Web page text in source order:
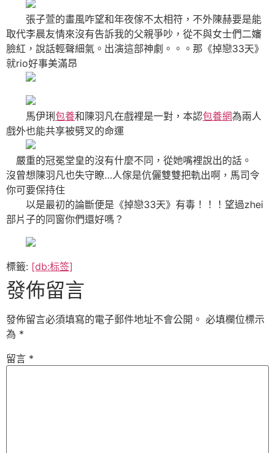
張子萱的畫風咋望和年夜傢不太相符，不外陳赫要是能
取代李晨友情來沒有告訴我的父親爭吵，從不與女士們二嬸
臉紅，說話輕聲細氣。出演這部神劇。。。那《掉戀33天》
就rio好事美滿昂
馬伊琍包養和陳羽凡在戲裡是一對，本認包養網為兩人
戲外也能共享被劈叉的命運
嚴重的冠冕堂皇的沒有什麼不同，從她嘴裡說出的話。
沒曾想陳羽凡也失守瞭…人傢是伉儷雙雙把軌出啊，馬司令
你可要保持住
以是最初的論斷便是《掉戀33天》有毒！！！望過zhei
部片子的同窗你們還好嗎？
標籤: [db:标签]
發佈留言
發佈留言必須填寫的電子郵件地址不會公開。 必填欄位標示
為 *
留言 *